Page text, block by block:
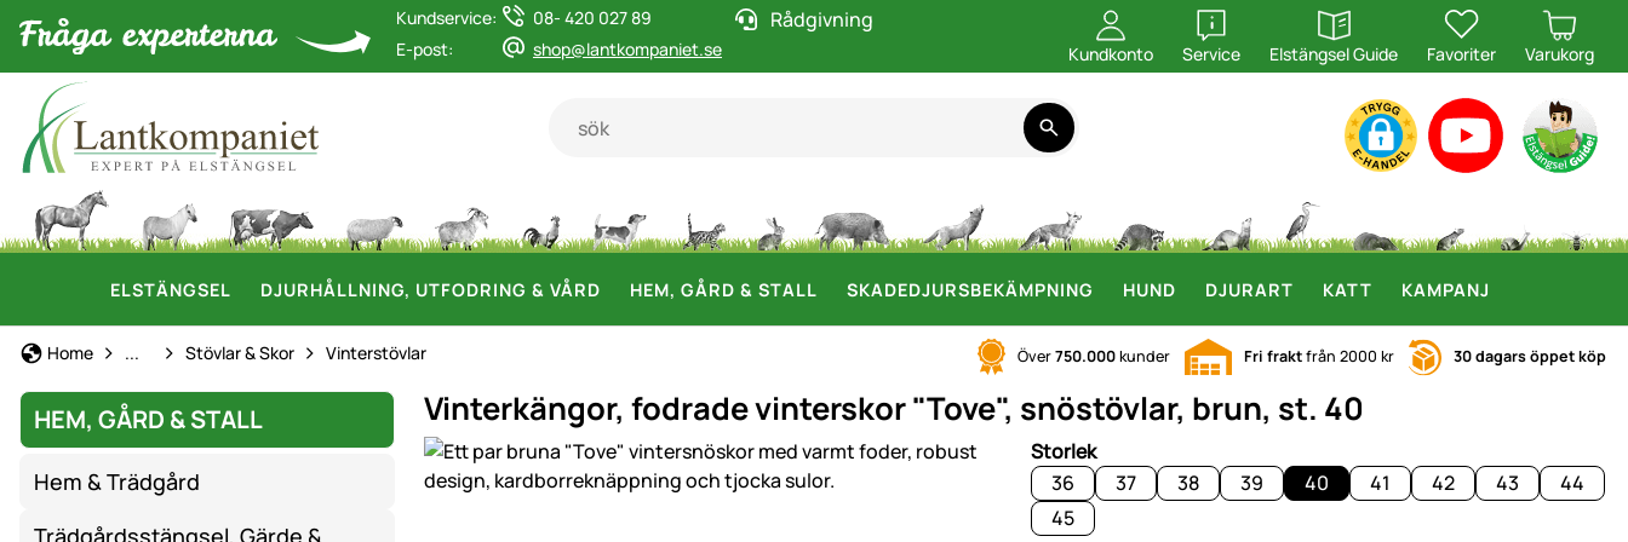
Kundservice:
08- 420 027 89
E-post:
shop@lantkompaniet.se
Rådgivning
Kundkonto Service
öppna
Elstängsel Guide
öppna
Favoriter Varukorg
ELSTÄNGSEL DJURHÅLLNING, UTFODRING & VÅRD HEM, GÅRD & STALL SKADEDJURSBEKÄMPNING HUND DJURART KATT KAMPANJ
Home Arbetskläder & Skyddsutrustning
... Stövlar & Skor Vinterstövlar Över750.000kunder Fri fraktfrån 2000 kr 30 dagars öppet köp
HEM, GÅRD & STALL
Hem & Trädgård
Trädgårdsstängsel, Gärde &
Vinterkängor, fodrade vinterskor "Tove", snöstövlar, brun, st. 40
Produktgaleri
Storlek
36
37 38 39 40 41 42 43
44
45